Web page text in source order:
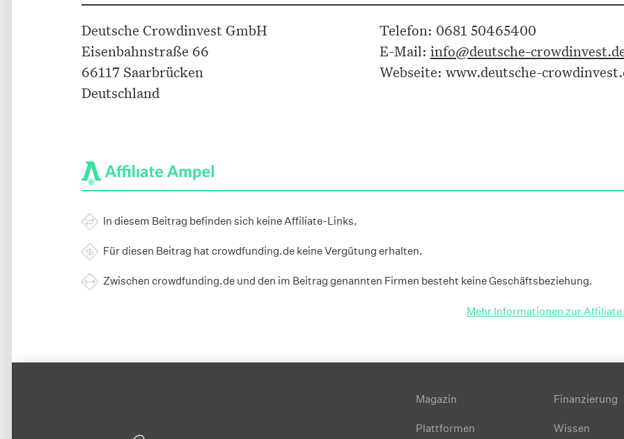
Deutsche Crowdinvest GmbH
Eisenbahnstraße 66
66117 Saarbrücken
Deutschland
Telefon: 0681 50465400
E-Mail: info@deutsche-
Webseite: www.deutsche-
In diesem Beitrag befinden sich keine Affiliate-Links.
Für diesen Beitrag hat crowdfunding.de keine Vergütung erhalten.
Zwischen crowdfunding.de und den im Beitrag genannten Firmen besteht keine Geschäftsbeziehung.
Mehr Informationen zur
Magazin Finanzierung
Plattformen Wissen